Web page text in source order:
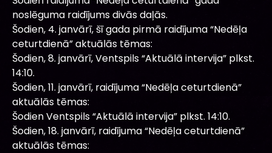
noslēguma raidījums divās daļās.
Šodien, 4. janvārī, šī gada pirmā raidījuma “Nedēļa
ceturtdienā” aktuālās tēmas:
Šodien, 8. janvārī, Ventspils “Aktuālā intervija” plkst.
14:10.
Šodien, 11. janvārī, raidījuma “Nedēļa ceturtdienā”
aktuālās tēmas:
Šodien Ventspils “Aktuālā intervija” plkst. 14:10.
Šodien, 18. janvārī, raidījuma “Nedēļa ceturtdienā”
aktuālās tēmas: